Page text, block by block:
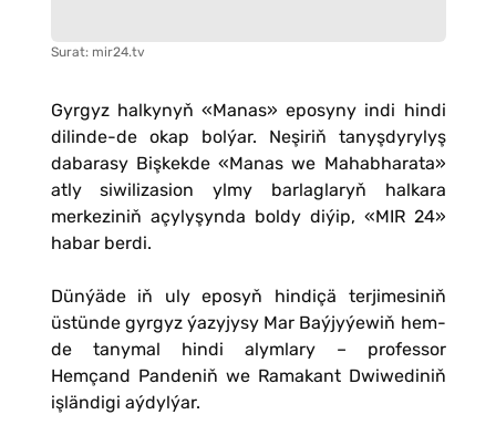
Surat: mir24.tv
Gyrgyz halkynyň «Manas» eposyny indi hindi
dilinde-de okap bolýar. Neşiriň tanyşdyrylyş
dabarasy Bişkekde «Manas we Mahabharata»
atly siwilizasion ylmy barlaglaryň halkara
merkeziniň açylyşynda boldy diýip, «MIR 24»
habar berdi.
Dünýäde iň uly eposyň hindiçä terjimesiniň
üstünde gyrgyz ýazyjysy Mar Baýjyýewiň hem-
de tanymal hindi alymlary – professor
Hemçand Pandeniň we Ramakant Dwiwediniň
işländigi aýdylýar.